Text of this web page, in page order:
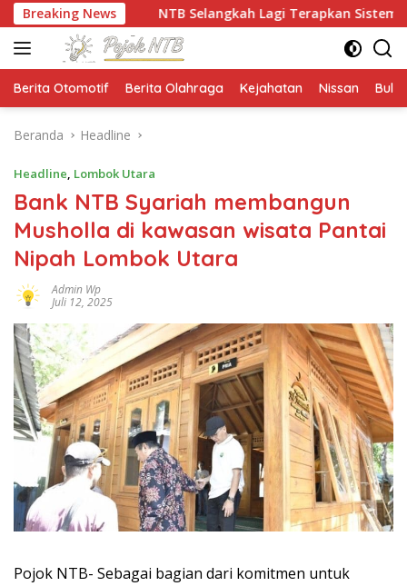
Langsung
ke
konten
Breaking News
NTB Selangkah Lagi Terapkan Sistem Manajemen
Berita Otomotif Berita Olahraga Kejahatan Nissan
Beranda Headline
Headline, Lombok Utara
Bank NTB Syariah membangun
Musholla di kawasan wisata Pantai
Nipah Lombok Utara
Admin Wp
Juli 12, 2025
Pojok NTB- Sebagai bagian dari komitmen untuk